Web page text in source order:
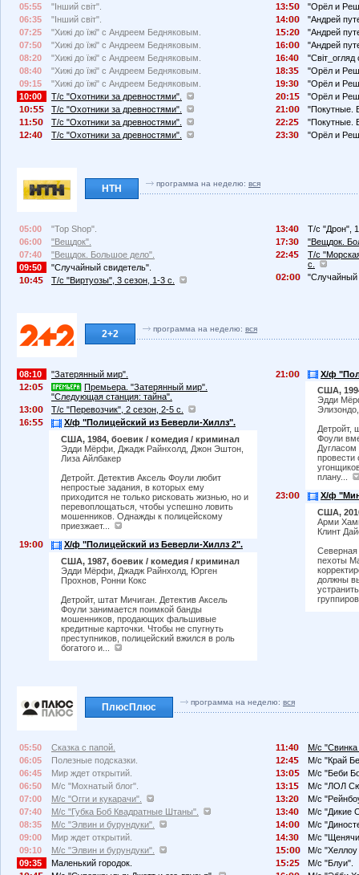
05:55
"Інший світ".
06:35
"Інший світ".
07:25
"Хижі до їжі" с Андреем Бедняковым.
07:50
"Хижі до їжі" с Андреем Бедняковым.
08:20
"Хижі до їжі" с Андреем Бедняковым.
08:40
"Хижі до їжі" с Андреем Бедняковым.
09:15
"Хижі до їжі" с Андреем Бедняковым.
10:00
Т/с "Охотники за древностями".
1
:
Т/с "Охотники за древностями".
11:
Т/с "Охотники за древностями".
12:4
Т/с "Охотники за древностями".
13:
"Орёл и
14:
"Андрей
1
:2
"Андрей
16:
"Андрей
16:4
18:3
"Орёл и
19:3
"Орёл и
2
:1
"Орёл и
21:
"Покутные.
22:2
"Покутные.
23:3
"Орёл и
НТН программа на неделю: вся
05:00
"Top Shop".
06:00
"Вещдок".
07:40
"Вещдок. Большое дело".
09:50
"Случайный свидетель".
1
:4 Т/с "Виртуозы", 3 сезон, 1-3 с.
13:4
Т/с "Дрон",
17:3
"Вещдок.
22:4
Т/с
с.
2:
"Случайный
2+2 программа на неделю: вся
08:10
"Затерянный мир".
12:
Премьера. "Затерянный мир".
"Следующая станция: тайна".
13:
Т/с "Перевозчик", 2 сезон, 2-5 с.
16:
Х/ф "Полицейский из Беверли-Хиллз".
США, 1984, боевик / комедия / криминал
Эдди Мёрфи, Джадж Райнхолд, Джон Эштон,
Лиза Айлбакер
Детройт. Детектив Аксель Фоули любит
непростые задания, в которых ему
приходится не только рисковать жизнью, но и
перевоплощаться, чтобы успешно ловить
мошенников. Однажды к полицейскому
приезжает...
19:
Х/ф "Полицейский из Беверли-Хиллз 2".
США, 1987, боевик / комедия / криминал
Эдди Мёрфи, Джадж Райнхолд, Юрген
Прохнов, Ронни Кокс
Детройт, штат Мичиган. Детектив Аксель
Фоули занимается поимкой банды
мошенников, продающих фальшивые
кредитные карточки. Чтобы не спугнуть
преступников, полицейский вжился в роль
богатого и...
21:
Х/ф
США,
Эдди
Детройт,
Фоули
провести
плану...
23:
Х/ф
США,
Арми
Клинт
пехоты
должны
ПлюсПлюс программа на неделю: вся
05:50
Сказка с папой.
06:05
Полезные подсказки.
06:45
Мир ждет открытий.
06:50
М/с "Мохнатый блог".
07:00
М/с "Огги и кукарачи".
07:40
М/с "Губка Боб Квадратные Штаны".
08:35
М/с "Элвин и бурундуки".
09:00
Мир ждет открытий.
09:10
М/с "Элвин и бурундуки".
09:35
Маленький городок.
11:4
М/с
12:4
М/с "Край
13:
М/с "Беби
13:1
М/с "ЛОЛ
13:2
М/с
13:4
М/с "Дикие
14:
М/с
14:3
М/с
1
:
М/с "Хеллоу
1
:2
М/с "Блуи".